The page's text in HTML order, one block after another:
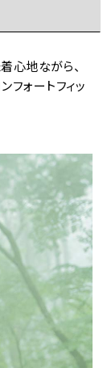
心地ながら、
フォートフィッ